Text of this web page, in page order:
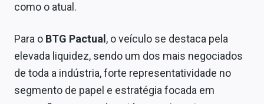
como o atual.
Para o BTG Pactual , o veículo se destaca pela
elevada liquidez, sendo um dos mais negociados
de toda a indústria, forte representatividade no
segmento de papel e estratégia focada em